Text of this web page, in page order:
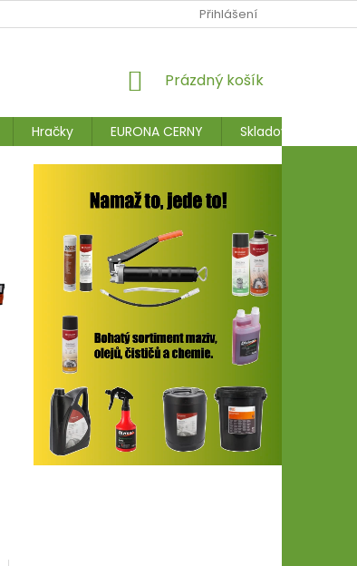
Přihlášení
NÁKUPNÍ
Prázdný košík
Hračky EURONA CERNY Skladové stroje